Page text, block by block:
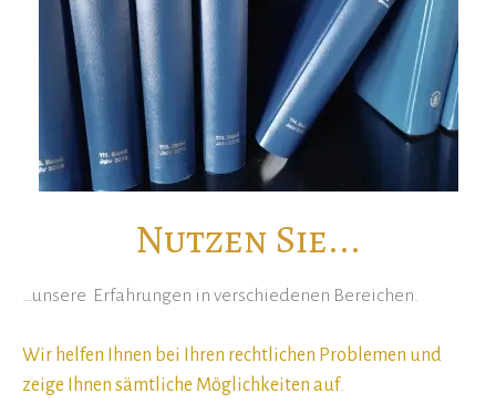
Nutzen Sie...
…unsere Erfahrungen in verschiedenen Bereichen.
Wir helfen Ihnen bei Ihren rechtlichen Problemen und
zeige Ihnen sämtliche Möglichkeiten auf.